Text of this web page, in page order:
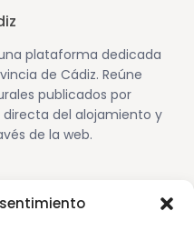
plataforma dedicada
de Cádiz. Reúne
publicados por
del alojamiento y
de la web.